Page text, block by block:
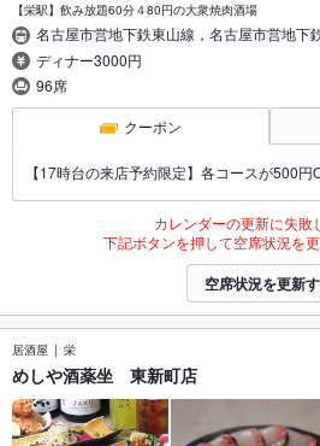
【栄駅】飲み放題60分４80円の大衆焼肉酒場
名古屋市営地下鉄東山線，名古屋市営地下
ディナー3000円
96席
クーポン
【17時台の来店予約限定】各コースが500円
カレンダーの更新に失敗
下記ボタンを押して空席状況を更
空席状況を更新
居酒屋 栄
めしや酒薬坐 東新町店